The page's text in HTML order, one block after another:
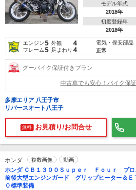
モデル年式
2018年
初度登録年
2018年
エンジン5 外観 4
フレーム5 足まわり 4
電気・保安部品
正常
グーバイク保証付きプラン
中古車でも安心！バイク保
多摩エリア 八王子市
リバースオート八王子
無料 お見積り/お問合せ
ホンダ 複数画像 動画
ホンダ ＣＢ１３００Ｓｕｐｅｒ Ｆｏｕｒ プロ
前後大型エンジンガード グリップヒーター＆Ｅ
０標準装備